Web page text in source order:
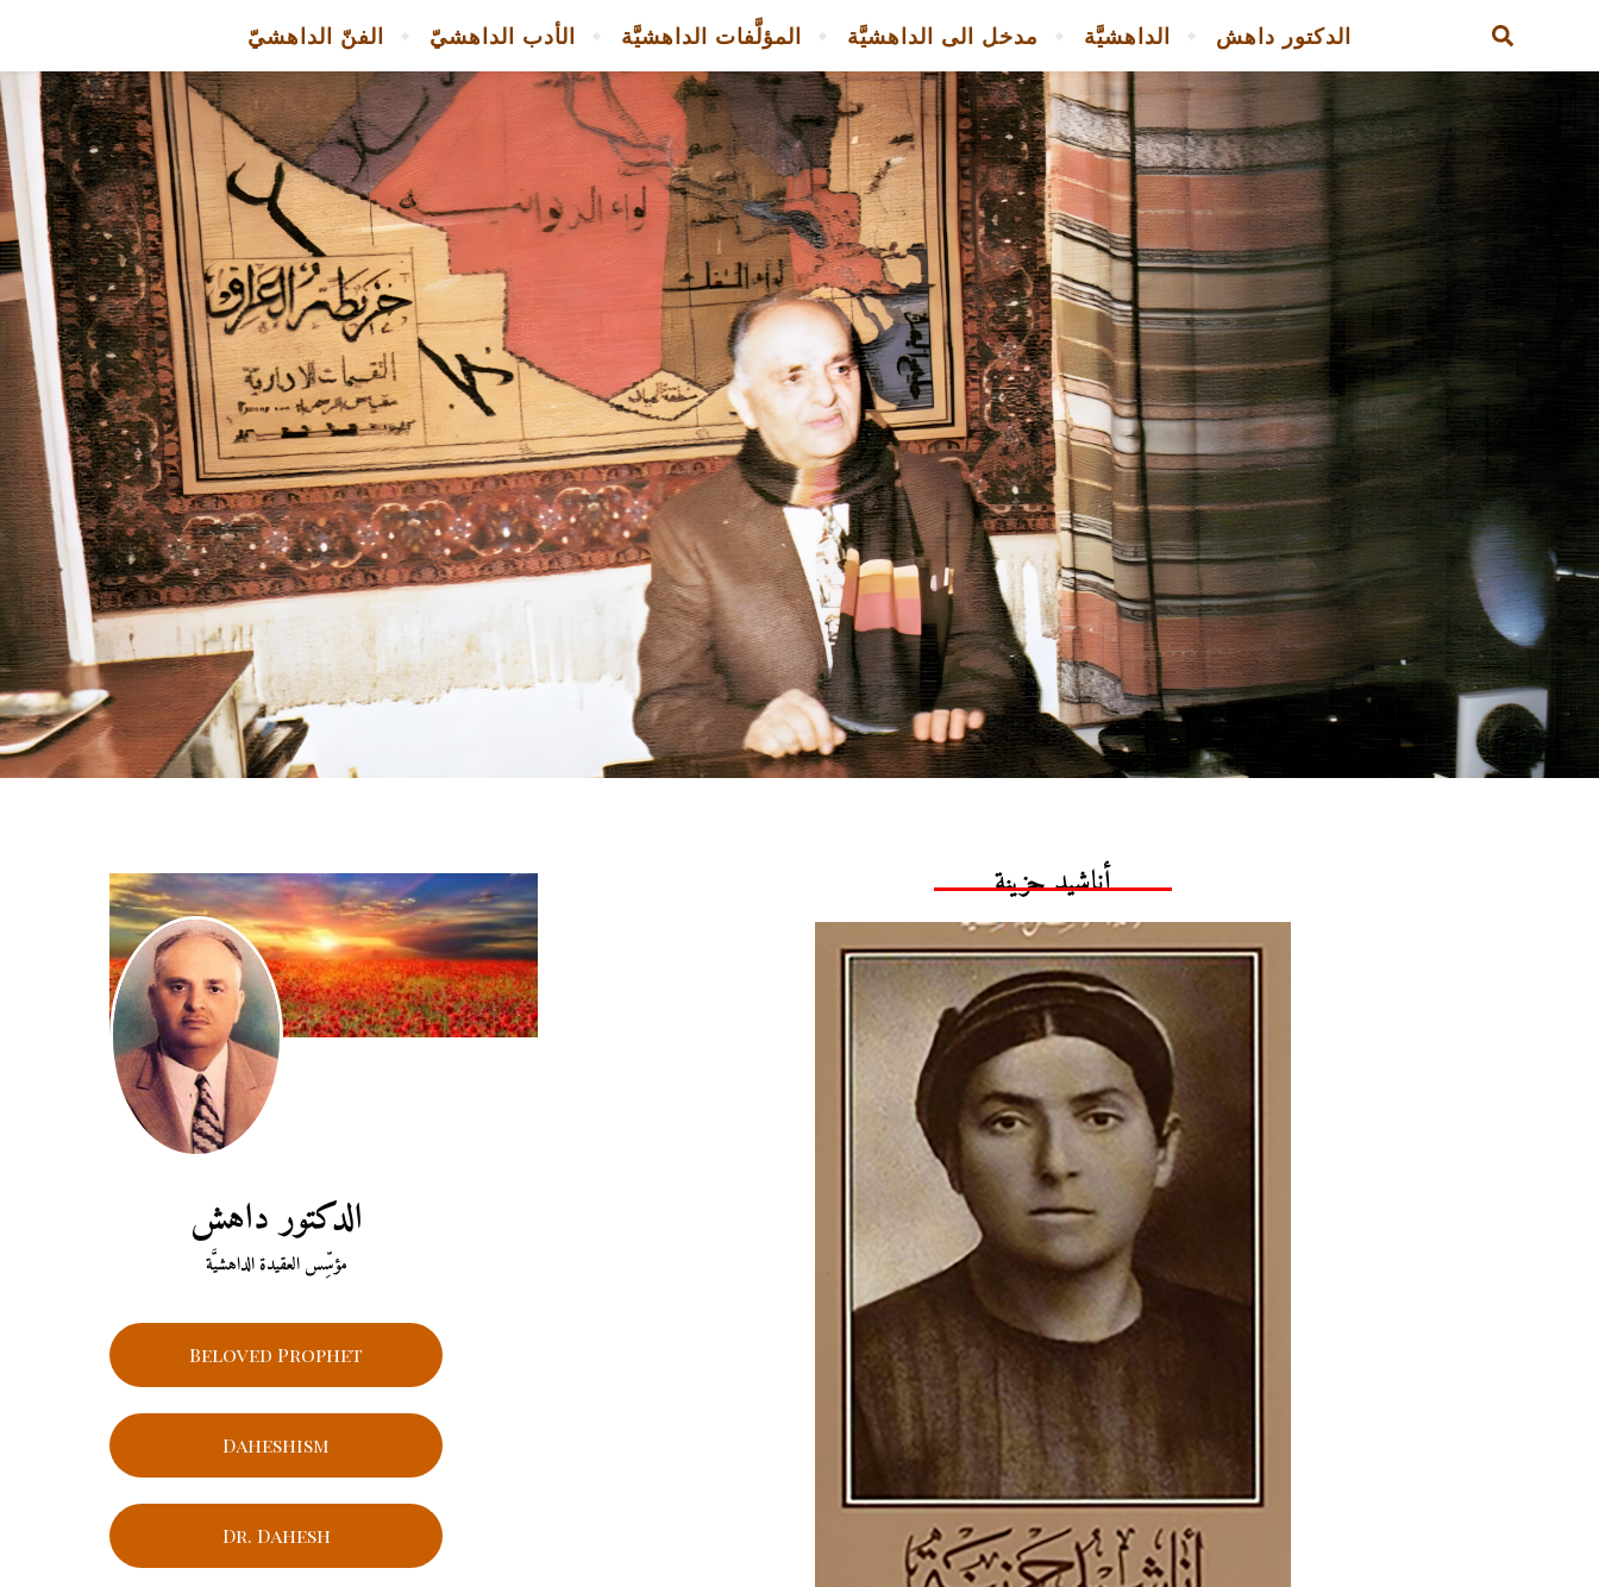
الفنّ الداهشيّ الأدب الداهشيّ المؤلَّفات الداهشيَّة مدخل الى الداهشيَّة الداهشيَّة الدكتور داهش
الدكتور داهش
مؤسِّس العقيدة الداهشيَّة
Beloved Prophet
Daheshism
Dr. Dahesh
أناشيد حزينة